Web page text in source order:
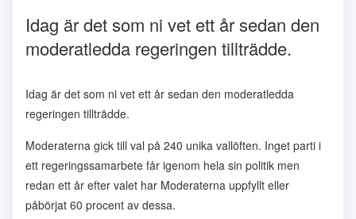
Idag är det som ni vet ett år sedan den
moderatledda regeringen tillträdde.
Idag är det som ni vet ett år sedan den moderatledda
regeringen tillträdde.
Moderaterna gick till val på 240 unika vallöften. Inget parti i
ett regeringssamarbete får igenom hela sin politik men
redan ett år efter valet har Moderaterna uppfyllt eller
påbörjat 60 procent av dessa.